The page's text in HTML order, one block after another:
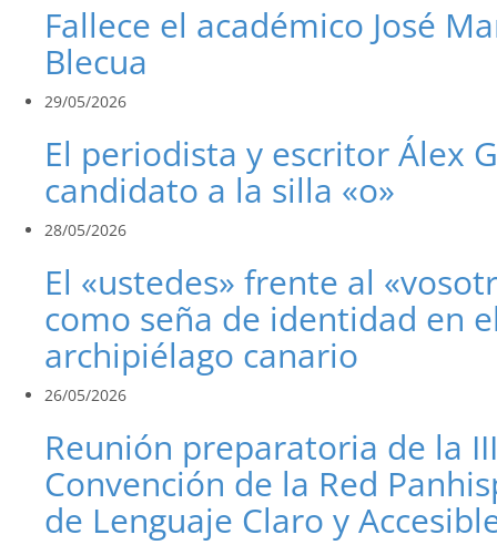
Fallece el académico José
Blecua
29/05/2026
El periodista y escritor Álex
candidato a la silla «o»
28/05/2026
El «ustedes» frente al
como seña de identidad en
archipiélago canario
26/05/2026
Reunión preparatoria de la III
Convención de la Red
de Lenguaje Claro y